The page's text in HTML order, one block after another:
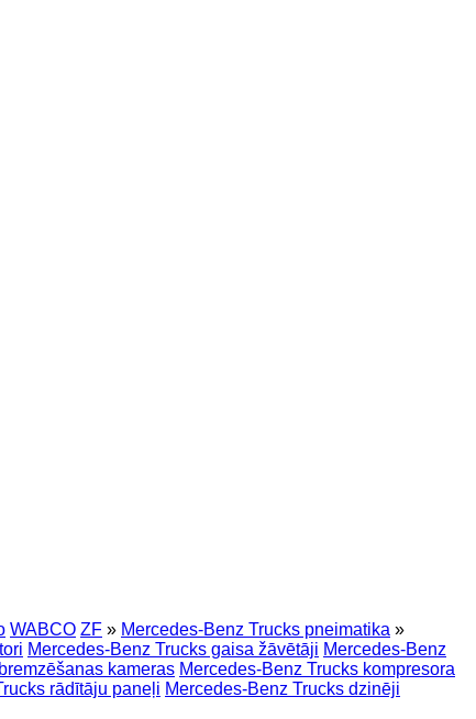
WABCO ZF » Mercedes-Benz Trucks pneimatika »
Mercedes-Benz Trucks gaisa žāvētāji Mercedes-Benz
kameras Mercedes-Benz Trucks kompresora
rādītāju paneļi Mercedes-Benz Trucks dzinēji